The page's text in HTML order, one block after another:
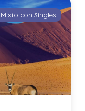
con Singles